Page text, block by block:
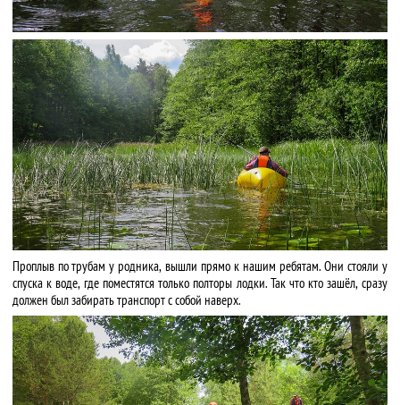
Проплыв по трубам у родника, вышли прямо к нашим ребятам. Они стояли у
спуска к воде, где поместятся только полторы лодки. Так что кто зашёл, сразу
должен был забирать транспорт с собой наверх.